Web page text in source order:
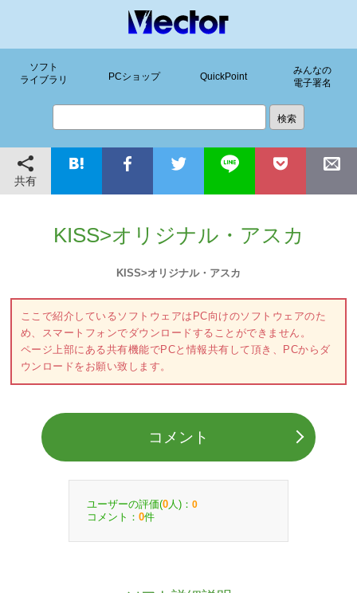
ソフト
ライブラリ
PCショップ QuickPoint
みんなの
電子署名
共有
KISS>オリジナル・アスカ
KISS>オリジナル・アスカ
ここで紹介しているソフトウェアはPC向けのソフトウェアのた
め、スマートフォンでダウンロードすることができません。
ページ上部にある共有機能でPCと情報共有して頂き、PCからダ
ウンロードをお願い致します。
コメント
ユーザーの評価(0 人)： 0
コメント： 0件